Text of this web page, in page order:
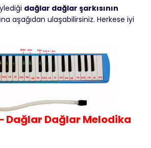
dağlar dağlar şarkısının
na aşağıdan ulaşabilirsiniz. Herkese iyi
Dağlar Dağlar Melodika